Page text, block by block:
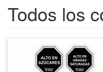
Todos los